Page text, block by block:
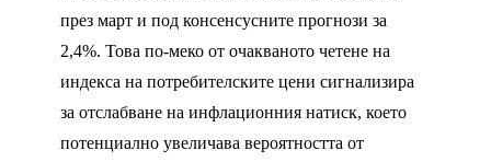
през март и под консенсусните прогнози за
2,4%. Това по-меко от очакваното четене на
индекса на потребителските цени сигнализира
за отслабване на инфлационния натиск, което
потенциално увеличава вероятността от